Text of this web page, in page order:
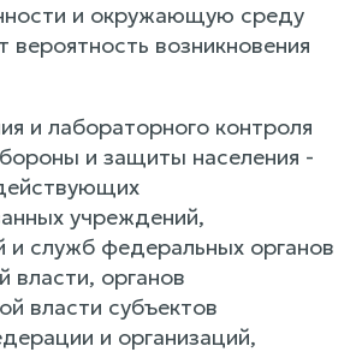
и окружающую среду
вероятность возникновения
и лабораторного контроля
и защиты населения -
учреждений,
и служб федеральных органов
власти, органов
власти субъектов
и организаций,